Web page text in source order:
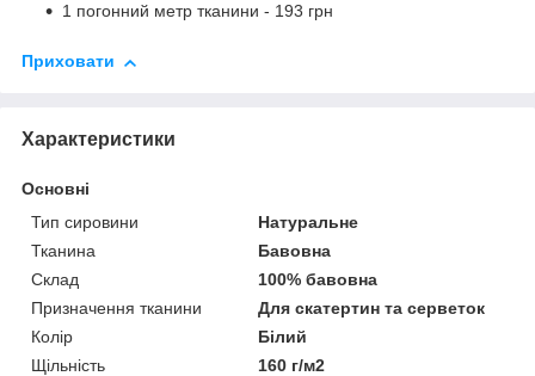
1 погонний метр тканини - 193 грн
Приховати
Характеристики
Основні
Тип сировини
Натуральне
Тканина
Бавовна
Склад
100% бавовна
Призначення тканини
Для скатертин та серветок
Колір
Білий
Щільність
160 г/м2